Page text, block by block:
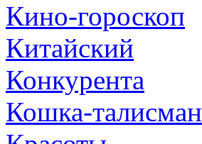
Кино-гороскоп
Китайский
Конкурента
Кошка-талисман